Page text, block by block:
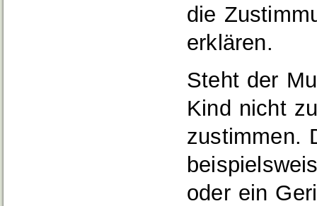
die
erklären.
Steht der
Kind nicht
zustimmen.
oder ein